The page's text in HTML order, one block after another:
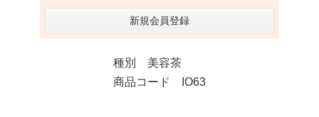
新規会員登録
種別 美容茶
商品コード IO63